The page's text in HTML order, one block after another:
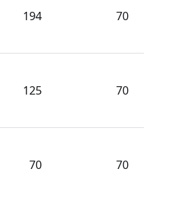
194 70
125 70
70 70